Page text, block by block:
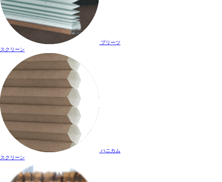
プリーツ
スクリーン
ハニカム
スクリーン